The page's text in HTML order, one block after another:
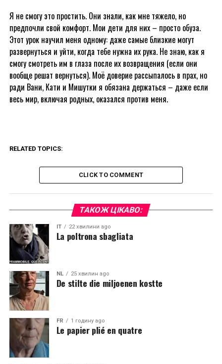
Я не смогу это простить. Они знали, как мне тяжело, но
предпочли свой комфорт. Мои дети для них – просто обуза.
Этот урок научил меня одному: даже самые близкие могут
развернуться и уйти, когда тебе нужна их рука. Не знаю, как я
смогу смотреть им в глаза после их возвращения (если они
вообще решат вернуться). Моё доверие рассыпалось в прах, но
ради Вани, Кати и Мишутки я обязана держаться – даже если
весь мир, включая родных, оказался против меня.
RELATED TOPICS:
CLICK TO COMMENT
ТАКОЖ ЦІКАВО:
IT 22 хвилини ago
La poltrona sbagliata
NL 25 хвилин ago
De stilte die miljoenen kostte
FR 1 годину ago
Le papier plié en quatre